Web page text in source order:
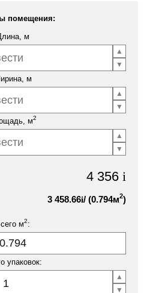
помещения:
м
м
м2
4 356 i
3 458.66i/ (0.794м2)
м2:
упаковок: